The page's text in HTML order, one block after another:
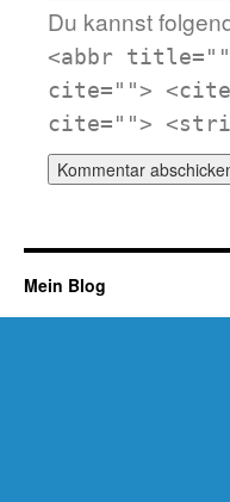
Du kannst
<abbr
cite="">
cite="">
Mein Blog